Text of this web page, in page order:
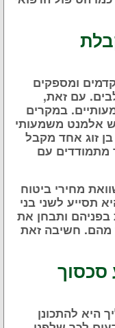
ומספקים
עם זאת,
במקרים
אלמנט משמעותי
זוג אחד מקבל
מתמודדים עם
מחירי ביטוח
תסייע לשני בני
בפניהם ותבחן את
מהם. חשיבה זאת
סכסוך
היא להתכונן